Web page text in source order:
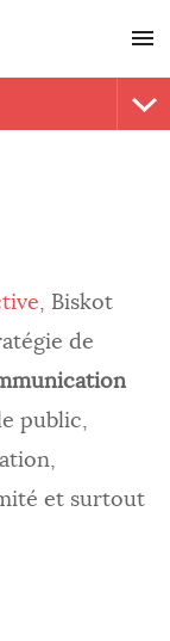
, Biskot
de
public,
et surtout